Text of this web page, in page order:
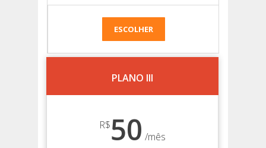
ESCOLHER
PLANO III
R$50 /mês